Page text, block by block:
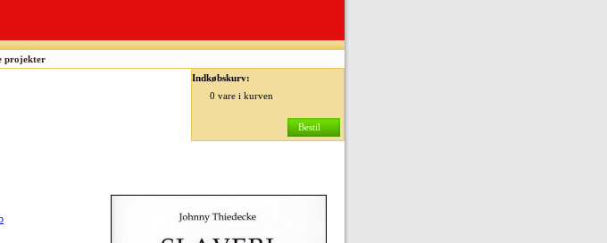
projekter
Indkøbskurv:
0 vare i kurven
Bestil